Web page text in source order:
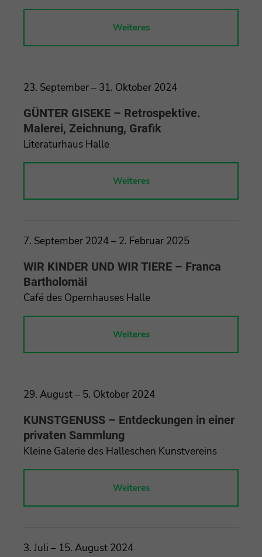
Weiteres
23. September – 31. Oktober 2024
GÜNTER GISEKE – Retrospektive.
Malerei, Zeichnung, Grafik
Literaturhaus Halle
Weiteres
7. September 2024 – 2. Februar 2025
WIR KINDER UND WIR TIERE – Franca
Bartholomäi
Café des Opernhauses Halle
Weiteres
29. August – 5. Oktober 2024
KUNSTGENUSS – Entdeckungen in einer
privaten Sammlung
Kleine Galerie des Halleschen Kunstvereins
Weiteres
3. Juli – 15. August 2024